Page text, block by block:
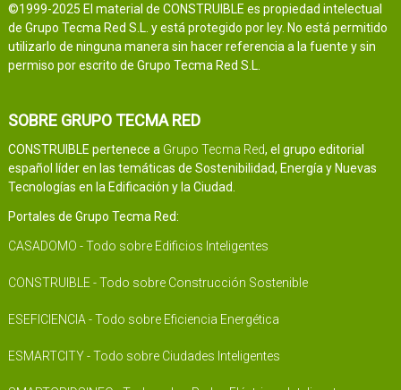
©1999-2025 El material de CONSTRUIBLE es propiedad intelectual
de Grupo Tecma Red S.L. y está protegido por ley. No está permitido
utilizarlo de ninguna manera sin hacer referencia a la fuente y sin
permiso por escrito de Grupo Tecma Red S.L.
SOBRE GRUPO TECMA RED
CONSTRUIBLE pertenece a Grupo Tecma Red, el grupo editorial
español líder en las temáticas de Sostenibilidad, Energía y Nuevas
Tecnologías en la Edificación y la Ciudad.
Portales de Grupo Tecma Red:
CASADOMO - Todo sobre Edificios Inteligentes
CONSTRUIBLE - Todo sobre Construcción Sostenible
ESEFICIENCIA - Todo sobre Eficiencia Energética
ESMARTCITY - Todo sobre Ciudades Inteligentes